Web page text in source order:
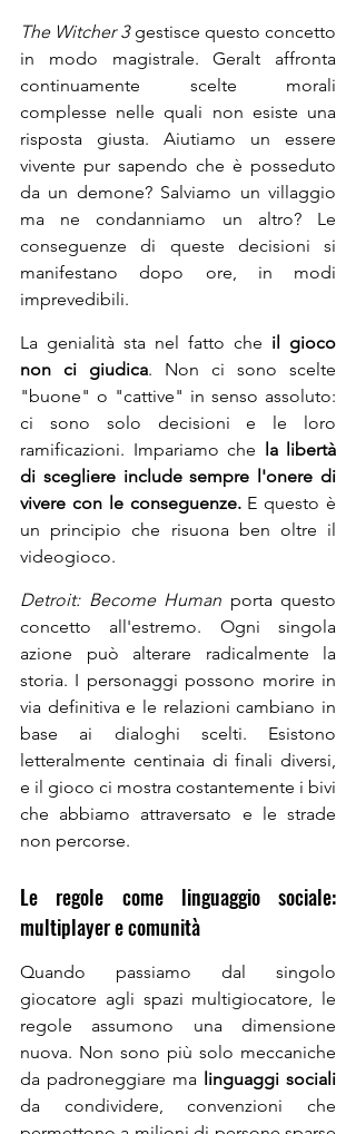
The Witcher 3 gestisce questo concetto
in modo magistrale. Geralt affronta
continuamente scelte morali
complesse nelle quali non esiste una
risposta giusta. Aiutiamo un essere
vivente pur sapendo che è posseduto
da un demone? Salviamo un villaggio
ma ne condanniamo un altro? Le
conseguenze di queste decisioni si
manifestano dopo ore, in modi
imprevedibili.
La genialità sta nel fatto che il gioco
non ci giudica. Non ci sono scelte
"buone" o "cattive" in senso assoluto:
ci sono solo decisioni e le loro
ramificazioni. Impariamo che la libertà
di scegliere include sempre l'onere di
vivere con le conseguenze. E questo è
un principio che risuona ben oltre il
videogioco.
Detroit: Become Human porta questo
concetto all'estremo. Ogni singola
azione può alterare radicalmente la
storia. I personaggi possono morire in
via definitiva e le relazioni cambiano in
base ai dialoghi scelti. Esistono
letteralmente centinaia di finali diversi,
e il gioco ci mostra costantemente i bivi
che abbiamo attraversato e le strade
non percorse.
Le regole come linguaggio sociale:
multiplayer e comunità
Quando passiamo dal singolo
giocatore agli spazi multigiocatore, le
regole assumono una dimensione
nuova. Non sono più solo meccaniche
da padroneggiare ma linguaggi sociali
da condividere, convenzioni che